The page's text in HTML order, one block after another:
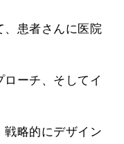
、患者さんに医院
ーチ、そしてイ
略的にデザイン